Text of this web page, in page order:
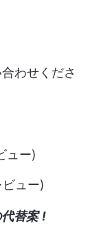
わせくださ
ュー)
ュー)
替案 !